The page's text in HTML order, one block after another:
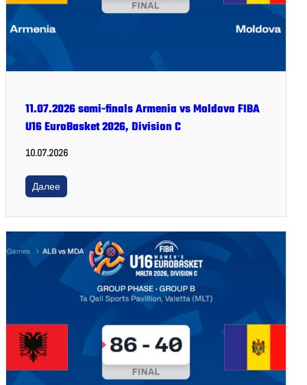
11.07.2026 semi-finals Armenia vs Moldova FIBA
U16 EuroBasket 2026, Division C
10.07.2026
Далее